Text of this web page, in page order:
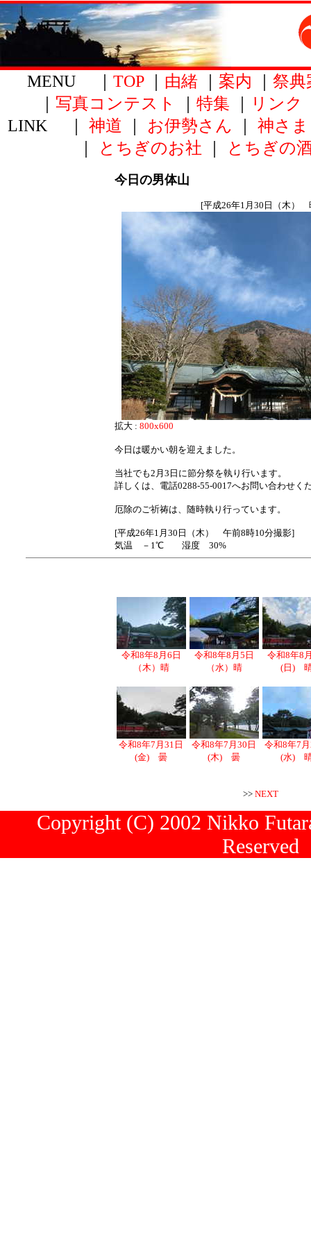
MENU ｜ TOP｜ 由緒 案内
祭典
写真コンテスト 特集 リンク
LINK ｜ 神道 お伊勢さん 神さま
とちぎのお社 とちぎの
今日の男体山
[平成26年1月30日（木）
拡大 : 800x600
今日は暖かい朝を迎えました。
当社でも2月3日に節分祭を執り行います。
詳しくは、電話0288-55-0017へお問い合わせく
厄除のご祈祷は、随時執り行っています。
[平成26年1月30日（木） 午前8時10分撮影]
気温 －1℃ 湿度 30%
令和8年8月6日
（木）晴
令和8年8月5日
（水）晴
令和8年8
(日)
令和8年7月31日
(金) 曇
令和8年7月30日
(木) 曇
令和8年7
(水)
>> NEXT
Copyright (C) 2002 Nikko
Reserved